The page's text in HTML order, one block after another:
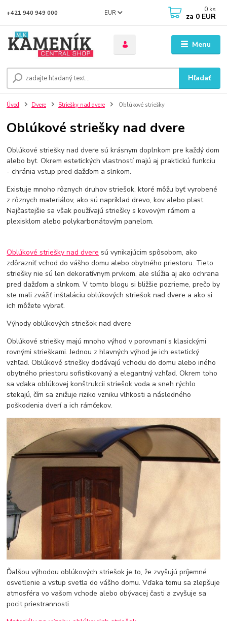
Menu
EUR
Hľadať
+421 940 949 000 0 ks
za 0 EUR
Úvod Dvere Striešky nad dvere Oblúkové striešky
Oblúkové striešky nad dvere
Oblúkové striešky nad dvere sú krásnym doplnkom pre každý dom
alebo byt. Okrem estetických vlastností majú aj praktickú funkciu
- chránia vstup pred dažďom a slnkom.
Existuje mnoho rôznych druhov striešok, ktoré môžu byť vyrobené
z rôznych materiálov, ako sú napríklad drevo, kov alebo plast.
Najčastejšie sa však používajú striešky s kovovým rámom a
plexisklom alebo polykarbonátovým panelom.
Oblúkové striešky nad dvere sú vynikajúcim spôsobom, ako
zdôrazniť vchod do vášho domu alebo obytného priestoru. Tieto
striešky nie sú len dekoratívnym prvkom, ale slúžia aj ako ochrana
pred dažďom a slnkom. V tomto blogu si bližšie pozrieme, prečo by
ste mali zvážiť inštaláciu oblúkových striešok nad dvere a ako si
ich môžete vybrať.
Výhody oblúkových striešok nad dvere
Oblúkové striešky majú mnoho výhod v porovnaní s klasickými
rovnými strieškami. Jednou z hlavných výhod je ich estetický
vzhľad. Oblúkové striešky dodávajú vchodu do domu alebo iného
obytného priestoru sofistikovaný a elegantný vzhľad. Okrem toho
sa vďaka oblúkovej konštrukcii striešok voda a sneh rýchlo
stekajú, čím sa znižuje riziko vzniku vlhkosti a následného
poškodenia dverí a ich rámčekov.
Ďalšou výhodou oblúkových striešok je to, že zvyšujú príjemné
osvetlenie a vstup svetla do vášho domu. Vďaka tomu sa zlepšuje
atmosféra vo vašom vchode alebo obývacej časti a zvyšuje sa
pocit priestrannosti.